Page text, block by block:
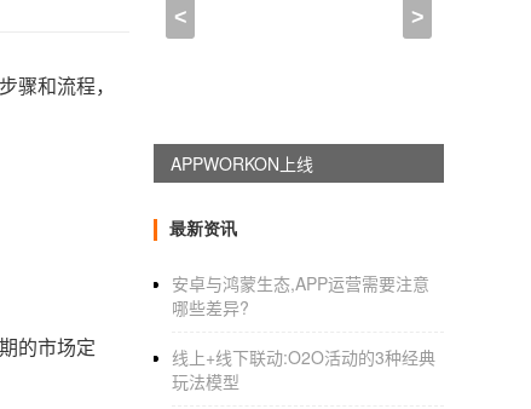
骤和流程，
的市场定
< >
APPWORKON上线
最新资讯
安卓与鸿蒙生态,APP运营需要注意
哪些差异?
线上+线下联动:O2O活动的3种经典
玩法模型